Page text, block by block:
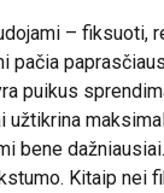
– fiksuoti,
pačia
puikus
užtikrina
bene dažniausiai.
Kitaip nei